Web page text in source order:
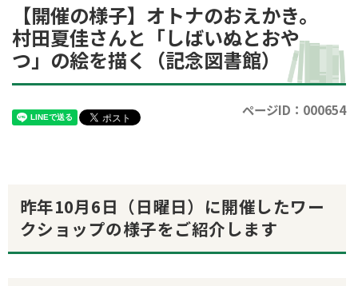
【開催の様子】オトナのおえかき。
村田夏佳さんと「しばいぬとおや
つ」の絵を描く（記念図書館）
ページID：000654
昨年10月6日（日曜日）に開催したワー
クショップの様子をご紹介します